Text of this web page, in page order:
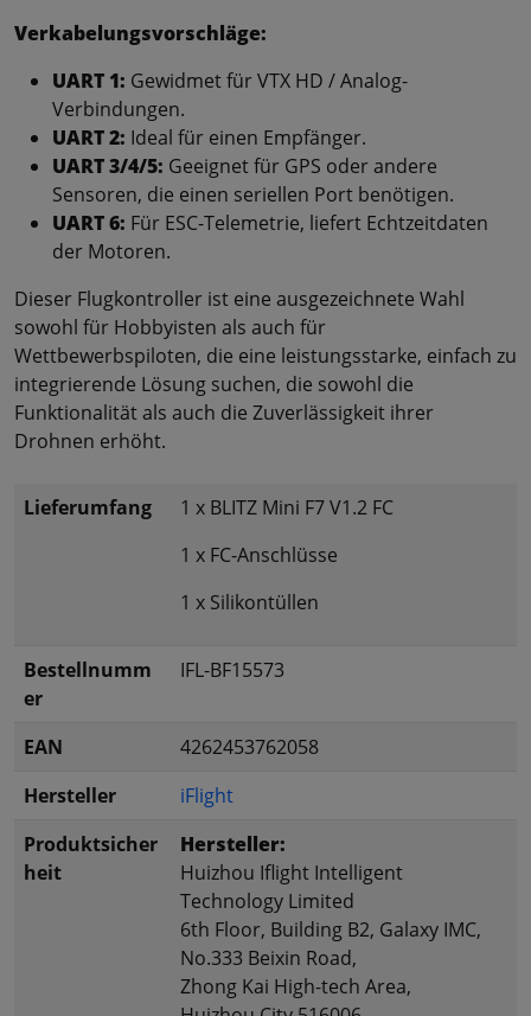
Verkabelungsvorschläge:
UART 1: Gewidmet für VTX HD / Analog-
Verbindungen.
UART 2: Ideal für einen Empfänger.
UART 3/4/5: Geeignet für GPS oder andere
Sensoren, die einen seriellen Port benötigen.
UART 6: Für ESC-Telemetrie, liefert Echtzeitdaten
der Motoren.
Dieser Flugkontroller ist eine ausgezeichnete Wahl
sowohl für Hobbyisten als auch für
Wettbewerbspiloten, die eine leistungsstarke, einfach zu
integrierende Lösung suchen, die sowohl die
Funktionalität als auch die Zuverlässigkeit ihrer
Drohnen erhöht.
Lieferumfang
1 x BLITZ Mini F7 V1.2 FC
1 x FC-Anschlüsse
1 x Silikontüllen
Bestellnumm
er
IFL-BF15573
EAN
4262453762058
Hersteller
iFlight
Produktsicher
heit
Hersteller:
Huizhou Iflight Intelligent
Technology Limited
6th Floor, Building B2, Galaxy IMC,
No.333 Beixin Road,
Zhong Kai High-tech Area,